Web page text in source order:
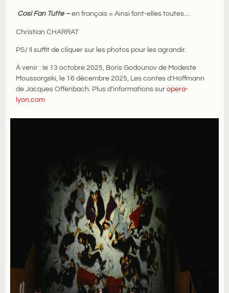
Cosi Fan Tutte –en français = Ainsi font-elles toutes…
Christian CHARRAT
PS/ Il suffit de cliquer sur les photos pour les agrandir.
À venir : le 13 octobre 2025, Boris Godounov de Modeste
Moussorgski, le 16 décembre 2025, Les contes d’Hoffmann
de Jacques Offenbach. Plus d’informations suropera-
lyon.com